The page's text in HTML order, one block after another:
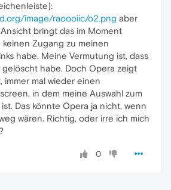
image/raoooiic/o2.png aber
bringt das im Moment
keinen Zugang zu meinen
habe. Meine Vermutung ist, dass
gelöscht habe. Doch Opera zeigt
immer mal wieder einen
in dem meine Auswahl zum
Das könnte Opera ja nicht, wenn
wären. Richtig, oder irre ich mich
0